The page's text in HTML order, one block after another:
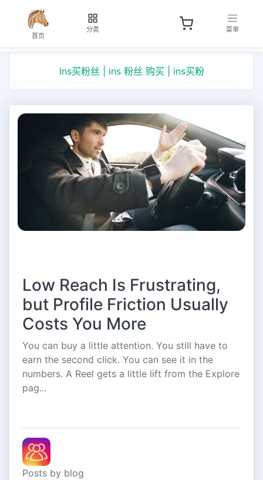
首页
分类 菜单
Ins买粉丝 | ins 粉丝 购买 | ins买粉
Low Reach Is Frustrating,
but Profile Friction Usually
Costs You More
You can buy a little attention. You still have to
earn the second click. You can see it in the
numbers. A Reel gets a little lift from the Explore
pag...
Posts by blog